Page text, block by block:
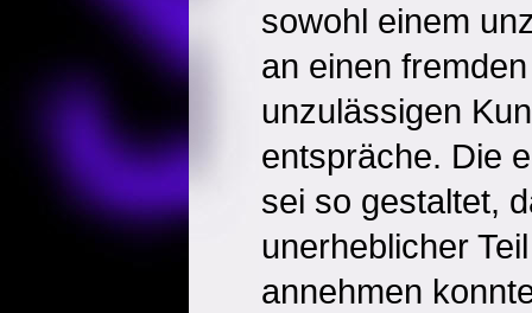
sowohl einem
an einen
unzulässigen
entspräche. Die
sei so gestaltet,
unerheblicher
annehmen